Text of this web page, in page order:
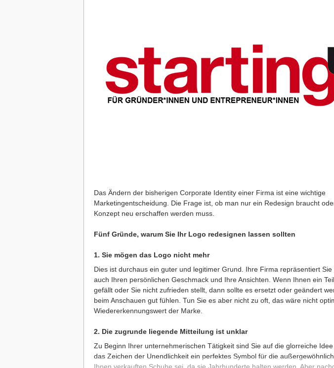
Das Ändern der bisherigen Corporate Identity einer Firma ist eine wichtige
Marketingentscheidung. Die Frage ist, ob man nur ein Redesign braucht
Konzept neu erschaffen werden muss.
Fünf Gründe, warum Sie Ihr Logo redesignen lassen sollten
1. Sie mögen das Logo nicht mehr
Dies ist durchaus ein guter und legitimer Grund. Ihre Firma repräsentiert
auch Ihren persönlichen Geschmack und Ihre Ansichten. Wenn Ihnen ein
gefällt oder Sie nicht zufrieden stellt, dann sollte es ersetzt oder geändert
beim Anschauen gut fühlen. Tun Sie es aber nicht zu oft, das wäre nicht
Wiedererkennungswert der Marke.
2. Die zugrunde liegende Mitteilung ist unklar
Zu Beginn Ihrer unternehmerischen Tätigkeit sind Sie auf die glorreiche
das Zeichen der Unendlichkeit ein perfektes Symbol für die